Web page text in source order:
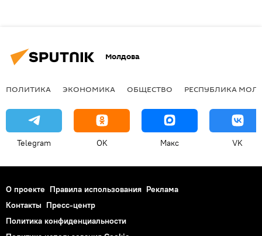
Молдова
ПОЛИТИКА ЭКОНОМИКА ОБЩЕСТВО РЕСПУБЛИКА
Telegram OK Макс VK
О проекте Правила использования Реклама
Контакты Пресс-центр
Политика конфиденциальности